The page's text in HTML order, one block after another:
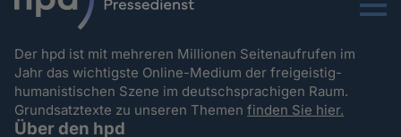
Menu
Der hpd ist mit mehreren Millionen Seitenaufrufen im
Jahr das wichtigste Online-Medium der freigeistig-
humanistischen Szene im deutschsprachigen Raum.
Grundsatztexte zu unseren Themenfinden Sie hier.
Über den hpd